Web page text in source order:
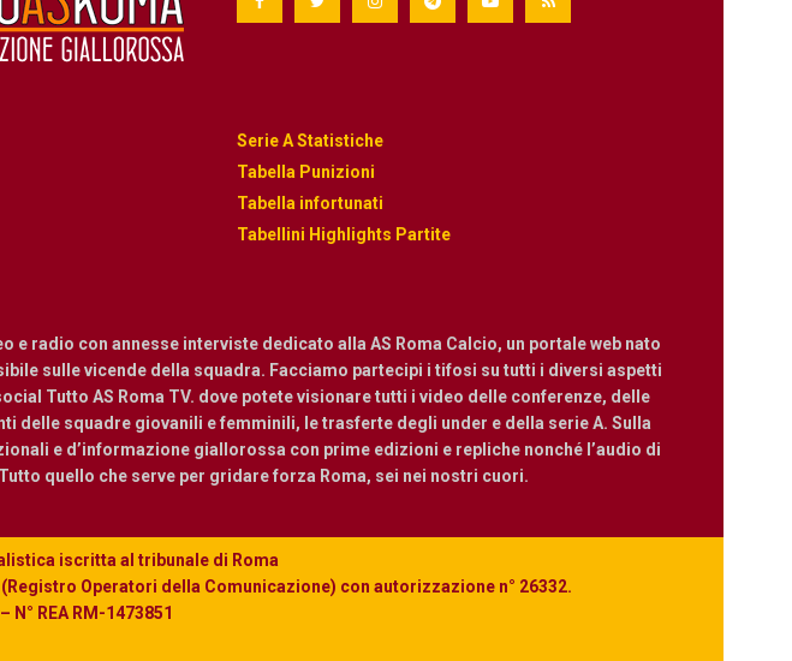
Serie A Statistiche
Tabella Punizioni
Tabella infortunati
Tabellini Highlights Partite
radio con annesse interviste dedicato alla AS Roma Calcio, un portale web nato
sulle vicende della squadra. Facciamo partecipi i tifosi su tutti i diversi aspetti
Tutto AS Roma TV. dove potete visionare tutti i video delle conferenze, delle
squadre giovanili e femminili, le trasferte degli under e della serie A. Sulla
e d’informazione giallorossa con prime edizioni e repliche nonché l’audio di
quello che serve per gridare forza Roma, sei nei nostri cuori.
iscritta al tribunale di Roma
Operatori della Comunicazione) con autorizzazione n° 26332.
N° REA RM-1473851